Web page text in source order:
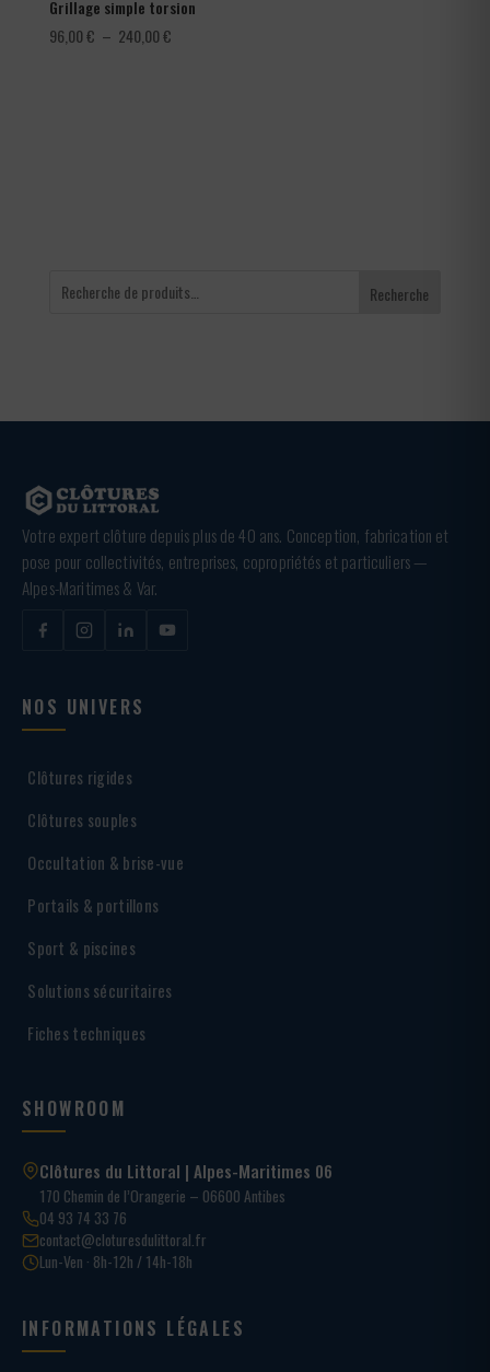
Grillage simple torsion
96,00€ – 240,00€Plage
Recherche
Votre expert clôture depuis plus de 40 ans. Conception, fabrication et
pose pour collectivités, entreprises, copropriétés et particuliers —
Alpes-Maritimes & Var.
NOS UNIVERS
Clôtures rigides
Clôtures souples
Occultation & brise-vue
Portails & portillons
Sport & piscines
Solutions sécuritaires
Fiches techniques
SHOWROOM
Clôtures du Littoral | Alpes-Maritimes 06
170 Chemin de l’Orangerie – 06600 Antibes
04 93 74 33 76
contact@cloturesdulittoral.fr
Lun-Ven · 8h-12h / 14h-18h
INFORMATIONS LÉGALES